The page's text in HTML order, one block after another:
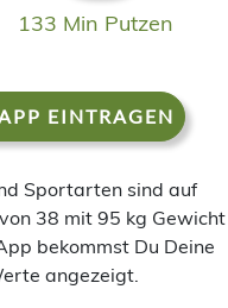
133 Min Putzen
EINTRAGEN
Sportarten sind auf
38 mit 95 kg Gewicht
bekommst Du Deine
angezeigt.